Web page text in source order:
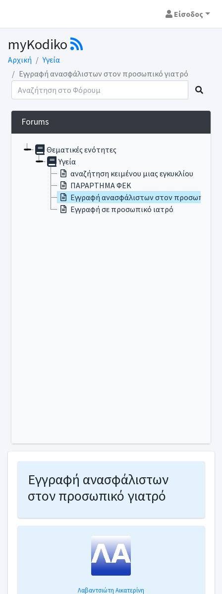
Είσοδος
myKodiko
Αρχική
Υγεία
Εγγραφή ανασφάλιστων στον προσωπικό γιατρό
Forums
Θεματικές ενότητες
Υγεία
αναζήτηση κειμένου μιας εγκυκλίου
ΠΑΡΑΡΤΗΜΑ ΦΕΚ
Εγγραφή ανασφάλιστων στον προσωπικό
Εγγραφή σε προσωπικό ιατρό
Εγγραφή ανασφάλιστων
στον προσωπικό γιατρό
Λαβαντσιώτη Αικατερίνη